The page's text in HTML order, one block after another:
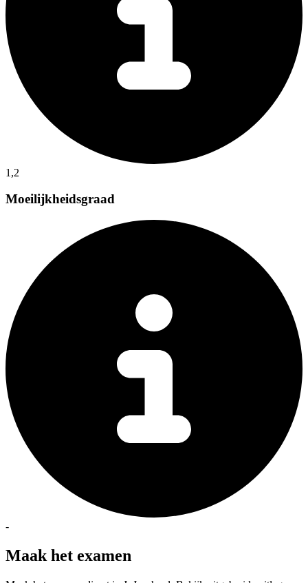
1,2
Moeilijkheidsgraad
-
Maak het examen